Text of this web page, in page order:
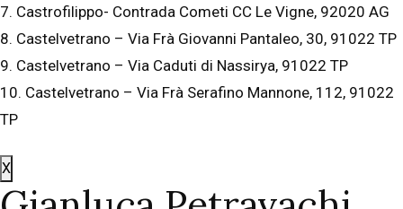
7. Castrofilippo- Contrada Cometi CC Le Vigne, 92020 AG
8. Castelvetrano – Via Frà Giovanni Pantaleo, 30, 91022 TP
9. Castelvetrano – Via Caduti di Nassirya, 91022 TP
10. Castelvetrano – Via Frà Serafino Mannone, 112, 91022
TP
X